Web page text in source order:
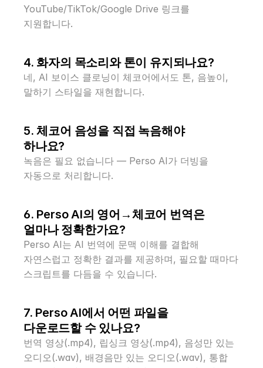
YouTube/TikTok/Google Drive 링크를
지원합니다.
4. 화자의 목소리와 톤이 유지되나요?
네, AI 보이스 클로닝이 체코어에서도 톤, 음높이,
말하기 스타일을 재현합니다.
5. 체코어 음성을 직접 녹음해야
하나요?
녹음은 필요 없습니다 — Perso AI가 더빙을
자동으로 처리합니다.
6. Perso AI의 영어→체코어 번역은
얼마나 정확한가요?
Perso AI는 AI 번역에 문맥 이해를 결합해
자연스럽고 정확한 결과를 제공하며, 필요할 때마다
스크립트를 다듬을 수 있습니다.
7. Perso AI에서 어떤 파일을
다운로드할 수 있나요?
번역 영상(.mp4), 립싱크 영상(.mp4), 음성만 있는
오디오(.wav), 배경음만 있는 오디오(.wav), 통합